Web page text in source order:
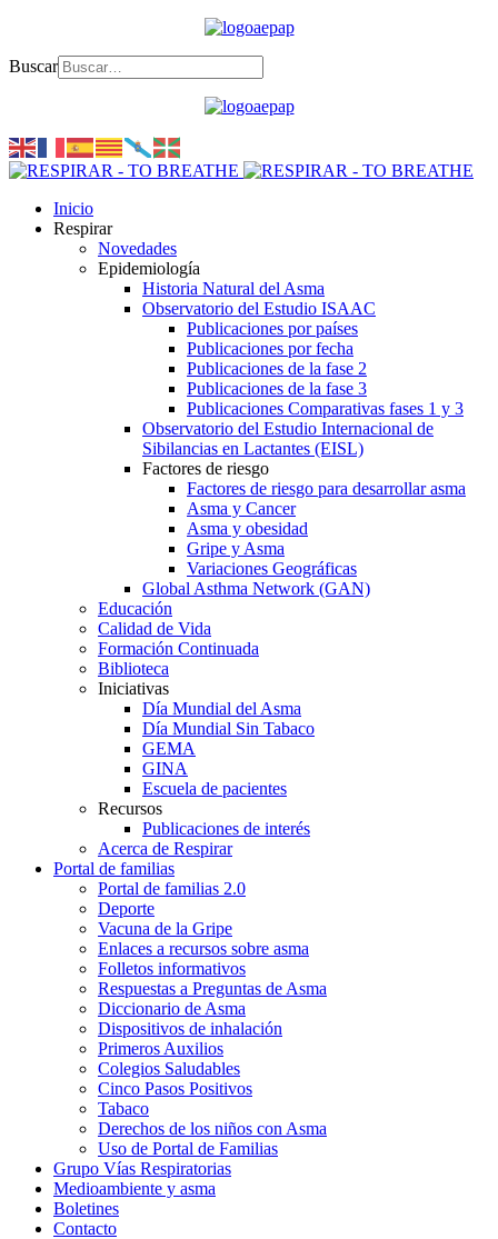
Buscar
Inicio
Respirar
Novedades
Epidemiología
Historia Natural del Asma
Observatorio del Estudio ISAAC
Publicaciones por países
Publicaciones por fecha
Publicaciones de la fase 2
Publicaciones de la fase 3
Publicaciones Comparativas fases 1 y 3
Observatorio del Estudio Internacional de
Sibilancias en Lactantes (EISL)
Factores de riesgo
Factores de riesgo para desarrollar asma
Asma y Cancer
Asma y obesidad
Gripe y Asma
Variaciones Geográficas
Global Asthma Network (GAN)
Educación
Calidad de Vida
Formación Continuada
Biblioteca
Iniciativas
Día Mundial del Asma
Día Mundial Sin Tabaco
GEMA
GINA
Escuela de pacientes
Recursos
Publicaciones de interés
Acerca de Respirar
Portal de familias
Portal de familias 2.0
Deporte
Vacuna de la Gripe
Enlaces a recursos sobre asma
Folletos informativos
Respuestas a Preguntas de Asma
Diccionario de Asma
Dispositivos de inhalación
Primeros Auxilios
Colegios Saludables
Cinco Pasos Positivos
Tabaco
Derechos de los niños con Asma
Uso de Portal de Familias
Grupo Vías Respiratorias
Medioambiente y asma
Boletines
Contacto